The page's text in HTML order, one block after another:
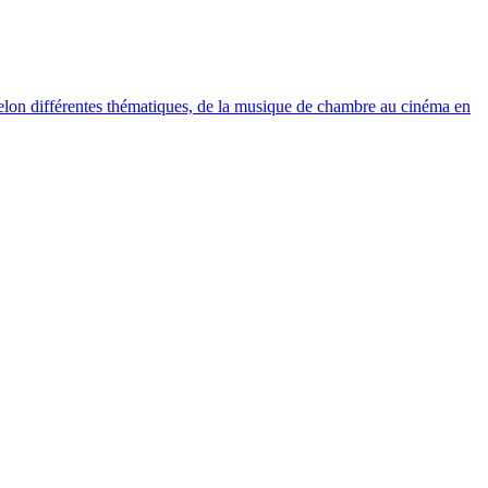
différentes thématiques, de la musique de chambre au cinéma en